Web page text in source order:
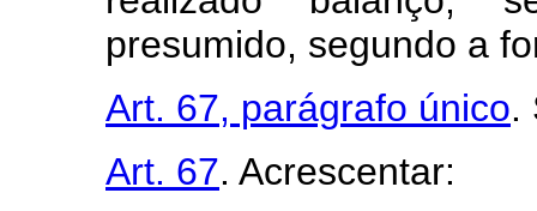
presumido, segundo a
Art. 67, parágrafo único.
Art. 67. Acrescentar: